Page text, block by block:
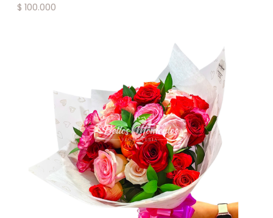
$ 100.000